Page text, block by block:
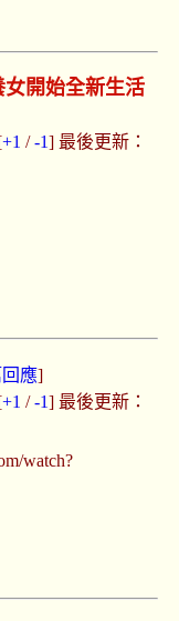
開始全新生活
+1 /-1] 最後更新：
應]
+1 /-1] 最後更新：
watch?